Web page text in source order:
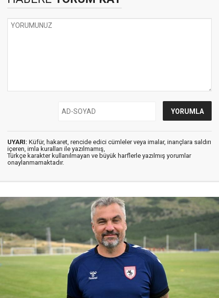
UYARI: Küfür, hakaret, rencide edici cümleler veya imalar, inançlara saldırı
içeren, imla kuralları ile yazılmamış,
Türkçe karakter kullanılmayan ve büyük harflerle yazılmış yorumlar
onaylanmamaktadır.